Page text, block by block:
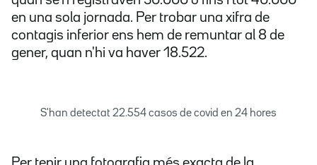
en una sola jornada. Per trobar una xifra de
contagis inferior ens hem de remuntar al 8 de
gener, quan n'hi va haver 18.522.
S'han detectat 22.554 casos de covid en 24 hores